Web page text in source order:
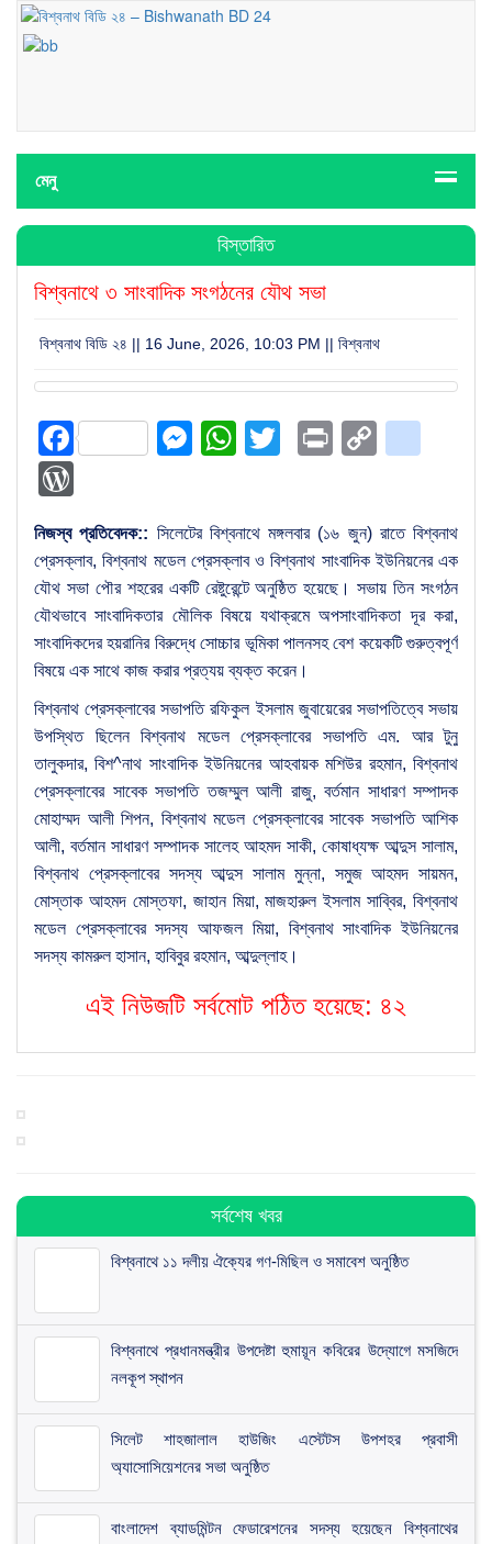
মেনু
বিস্তারিত
বিশ্বনাথে ৩ সাংবাদিক সংগঠনের যৌথ সভা
বিশ্বনাথ বিডি ২৪ || 16 June, 2026, 10:03 PM || বিশ্বনাথ
FacebookMessenger
WhatsApp
Twitter
Print
নিজস্ব প্রতিবেদক:: সিলেটের বিশ্বনাথে মঙ্গলবার (১৬ জুন) রাতে বিশ্বনাথ
প্রেসক্লাব, বিশ্বনাথ মডেল প্রেসক্লাব ও বিশ্বনাথ সাংবাদিক ইউনিয়নের এক
যৌথ সভা পৌর শহরের একটি রেষ্টুরেন্টে অনুষ্ঠিত হয়েছে। সভায় তিন সংগঠন
যৌথভাবে সাংবাদিকতার মৌলিক বিষয়ে যথাক্রমে অপসাংবাদিকতা দূর করা,
সাংবাদিকদের হয়রানির বিরুদ্ধে সোচ্চার ভূমিকা পালনসহ বেশ কয়েকটি গুরুত্বপূর্ণ
বিষয়ে এক সাথে কাজ করার প্রত্যয় ব্যক্ত করেন।
বিশ্বনাথ প্রেসক্লাবের সভাপতি রফিকুল ইসলাম জুবায়েরের সভাপতিত্বে সভায়
উপস্থিত ছিলেন বিশ্বনাথ মডেল প্রেসক্লাবের সভাপতি এম. আর টুনু
তালুকদার, বিশ^নাথ সাংবাদিক ইউনিয়নের আহবায়ক মশিউর রহমান, বিশ্বনাথ
প্রেসক্লাবের সাবেক সভাপতি তজম্মুল আলী রাজু, বর্তমান সাধারণ সম্পাদক
মোহাম্মদ আলী শিপন, বিশ্বনাথ মডেল প্রেসক্লাবের সাবেক সভাপতি আশিক
আলী, বর্তমান সাধারণ সম্পাদক সালেহ আহমদ সাকী, কোষাধ্যক্ষ আব্দুস সালাম,
বিশ্বনাথ প্রেসক্লাবের সদস্য আব্দুস সালাম মুন্না, সমুজ আহমদ সায়মন,
মোস্তাক আহমদ মোস্তফা, জাহান মিয়া, মাজহারুল ইসলাম সাব্বির, বিশ্বনাথ
মডেল প্রেসক্লাবের সদস্য আফজল মিয়া, বিশ্বনাথ সাংবাদিক ইউনিয়নের
সদস্য কামরুল হাসান, হাবিবুর রহমান, আব্দুল্লাহ।
এই নিউজটি সর্বমোট পঠিত হয়েছে: ৪২
সর্বশেষ খবর
বিশ্বনাথে ১১ দলীয় ঐক্যের গণ-মিছিল ও সমাবেশ অনুষ্ঠিত
বিশ্বনাথে প্রধানমন্ত্রীর উপদেষ্টা হুমায়ূন কবিরের উদ্যোগে মসজিদে
নলকূপ স্থাপন
সিলেট শাহজালাল হাউজিং এস্টেটস উপশহর প্রবাসী
অ্যাসোসিয়েশনের সভা অনুষ্ঠিত
​বাংলাদেশ ব্যাডমিন্টন ফেডারেশনের সদস্য হয়েছেন বিশ্বনাথের